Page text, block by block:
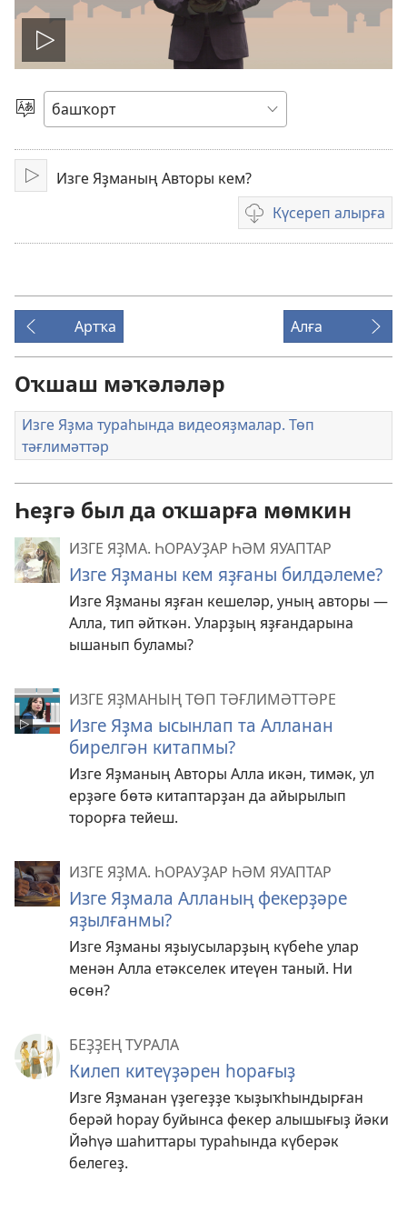
Уйнатыу
Телде
һайлағыҙ
Уйнатыу
Изге Яҙманың Авторы кем?
Күсереп алырға
Видеояҙмаларҙы
күсереп
Артҡа
Алға
Оҡшаш мәҡәләләр
Изге Яҙма тураһында видеояҙмалар. Төп
тәғлимәттәр
Һеҙгә был да оҡшарға мөмкин
ИЗГЕ ЯҘМА. ҺОРАУҘАР ҺӘМ ЯУАПТАР
Изге Яҙманы кем яҙғаны билдәлеме?
Изге Яҙманы яҙған кешеләр, уның авторы —
Алла, тип әйткән. Уларҙың яҙғандарына
ышанып буламы?
ИЗГЕ ЯҘМАНЫҢ ТӨП ТӘҒЛИМӘТТӘРЕ
Изге Яҙма ысынлап та Алланан
бирелгән китапмы?
Изге Яҙманың Авторы Алла икән, тимәк, ул
ерҙәге бөтә китаптарҙан да айырылып
торорға тейеш.
ИЗГЕ ЯҘМА. ҺОРАУҘАР ҺӘМ ЯУАПТАР
Изге Яҙмала Алланың фекерҙәре
яҙылғанмы?
Изге Яҙманы яҙыусыларҙың күбеһе улар
менән Алла етәкселек итеүен таный. Ни
өсөн?
БЕҘҘЕҢ ТУРАЛА
Килеп китеүҙәрен һорағыҙ
Изге Яҙманан үҙегеҙҙе ҡыҙыҡһындырған
берәй һорау буйынса фекер алышығыҙ йәки
Йәһүә шаһиттары тураһында күберәк
белегеҙ.